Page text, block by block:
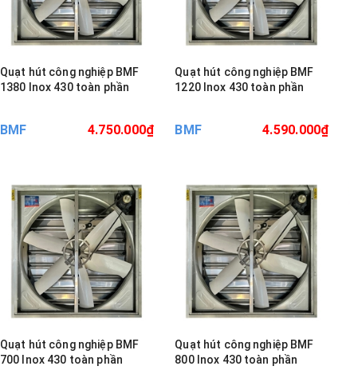
Quạt hút công nghiệp BMF
1380 Inox 430 toàn phần
BMF 4.750.000₫
Quạt hút công nghiệp BMF
1220 Inox 430 toàn phần
BMF 4.590.000₫
Quạt hút công nghiệp BMF
700 Inox 430 toàn phần
Quạt hút công nghiệp BMF
800 Inox 430 toàn phần